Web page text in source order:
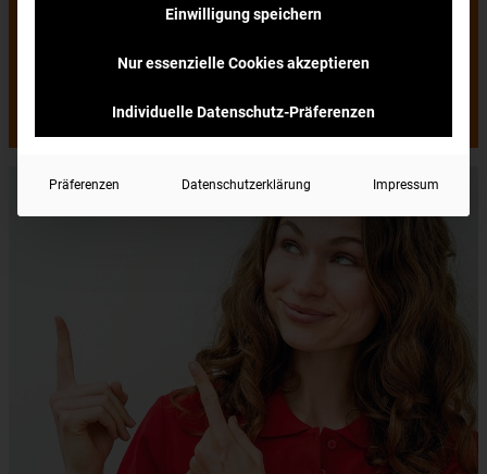
burgerme
starkes Wachstum
Einwilligung speichern
Nur essenzielle Cookies akzeptieren
Individuelle Datenschutz-Präferenzen
Präferenzen Datenschutzerklärung Impressum